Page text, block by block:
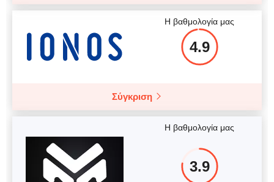
Η βαθμολογία μας
4.9
Σύγκριση
Η βαθμολογία μας
3.9